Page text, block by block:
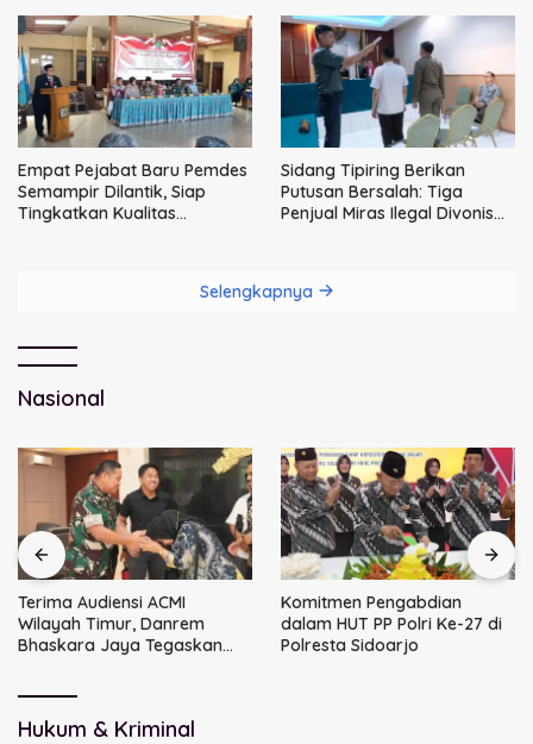
Empat Pejabat Baru Pemdes
Semampir Dilantik, Siap
Tingkatkan Kualitas
Sidang Tipiring Berikan
Putusan Bersalah: Tiga
Penjual Miras Ilegal Divonis
Selengkapnya
Nasional
Terima Audiensi ACMI
Wilayah Timur, Danrem
Bhaskara Jaya Tegaskan
Komitmen Pengabdian
dalam HUT PP Polri Ke-27 di
Polresta Sidoarjo
Hukum & Kriminal